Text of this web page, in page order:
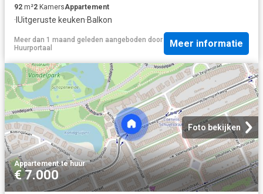
92 m²2 KamersAppartement
· IUitgeruste keuken·Balkon
Meer dan 1 maand geleden aangeboden door
Huurportaal
Meer informatie
Foto bekijken
Appartement·te huur
€ 7.000